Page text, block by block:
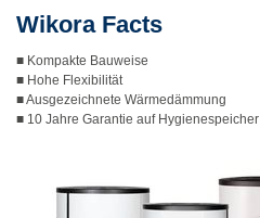
Wikora Facts
■ Kompakte Bauweise
■ Hohe Flexibilität
■ Ausgezeichnete Wärmedämmung
■ 10 Jahre Garantie auf Hygienespeicher